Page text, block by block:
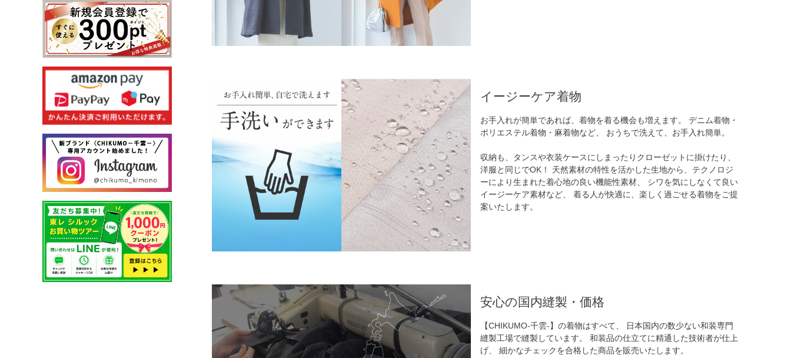
イージーケア着物
お手入れが簡単であれば、着物を着る機会も増えます。 デニム着物・
ポリエステル着物・麻着物など、 おうちで洗えて、お手入れ簡単。
収納も、タンスや衣装ケースにしまったりクローゼットに掛けたり、
洋服と同じでOK！ 天然素材の特性を活かした生地から、テクノロジ
ーにより生まれた着心地の良い機能性素材、 シワを気にしなくて良い
イージーケア素材など、 着る人が快適に、楽しく過ごせる着物をご提
案いたします。
安心の国内縫製・価格
【CHIKUMO-千雲-】の着物はすべて、 日本国内の数少ない和装専門
縫製工場で縫製しています。 和装品の仕立てに精通した技術者が仕上
げ、 細かなチェックを合格した商品を販売いたします。